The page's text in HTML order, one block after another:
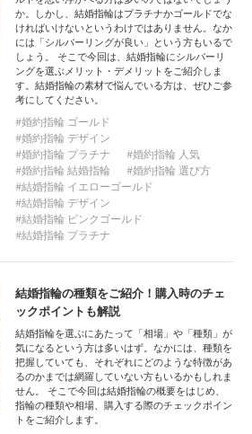
か。しかし、結婚指輪はプラチナかゴールドでな
ければいけないというわけではありません。なか
には「シルバーリングが良い」という方もいるで
しょう。 そこで今回は、結婚指輪にシルバーリ
ングを選ぶメリット・デメリットをご紹介しま
す。結婚指輪の素材で悩んでいる方は、ぜひご参
考にしてください。
婚約指輪 ゴールド
婚約指輪 デザイン
婚約指輪 プラチナ
婚約指輪 人気
婚約指輪 結婚指輪
婚約指輪 選び方
結婚指輪 イエローゴールド
結婚指輪 デザイン
結婚指輪 ピンクゴールド
結婚指輪 プラチナ
結婚指輪の種類をご紹介！購入時のチェ
ックポイントも解説
結婚指輪を選ぶにあたって「相場」や「種類」が
気になるという方は多いはず。なかには、種類を
把握していても、それぞれにどのような特徴があ
るのかまでは網羅していない方もいるかもしれま
せん。 そこで今回は結婚指輪の概要をはじめ、
指輪の種類や相場、購入する際のチェックポイン
トをご紹介します。